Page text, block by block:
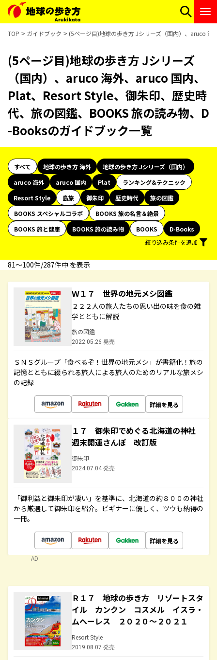
TOP ガイドブック (5ページ目)地球の歩き方 Jシリーズ（国内）、aruco
(5ページ目)地球の歩き方 Jシリーズ
（国内）、aruco 海外、aruco 国内、
Plat、Resort Style、御朱印、歴史時
代、旅の図鑑、BOOKS 旅の読み物、D
-Booksのガイドブック一覧
すべて 地球の歩き方 海外
地球の歩き方 Jシリーズ（国内）
aruco 海外
aruco 国内 Plat
ランキング&テクニック
Resort Style
島旅 御朱印 歴史時代
旅の図鑑
BOOKS スペシャルコラボ
BOOKS 旅の名言＆絶景
BOOKS 旅と健康
BOOKS 旅の読み物 BOOKS
D-Books
絞り込み条件を追加
81〜100件/287件中 を表示
Ｗ１７ 世界の地元メシ図鑑
２２２人の旅人たちの思い出の味を食の雑
学とともに解説
旅の図鑑
2022.05.26 発売
ＳＮＳグループ「食べるぞ！世界の地元メシ」が書籍化！旅の
記憶とともに綴られる旅人による旅人のためのリアルな旅メシ
の記録
詳細を見る
１７ 御朱印でめぐる北海道の神社
週末開運さんぽ 改訂版
御朱印
2024.07.04 発売
「御利益と御朱印が凄い」を基準に、北海道の約８００の神社
から厳選して御朱印を紹介。ビギナーに優しく、ツウも納得の
一冊。
詳細を見る
AD
Ｒ１７ 地球の歩き方 リゾートスタ
イル カンクン コスメル イスラ・
ムヘーレス ２０２０～２０２１
Resort Style
2019.08.07 発売